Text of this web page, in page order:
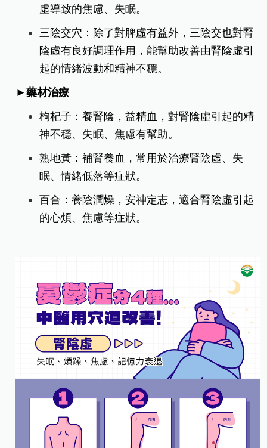
虛導致的焦慮、失眠。
三陰交穴：除了對脾虛有益外，三陰交也對腎
陰虛有良好調理作用，能幫助改善由腎陰虛引
起的情緒波動和精神不穩。
►藥材治療
枸杞子：養腎陰，益精血，對腎陰虛引起的精
神不穩、失眠、焦慮有幫助。
熟地黃：補腎養血，常用於治療腎陰虛、失
眠、情緒低落等症狀。
百合：養陰潤燥，安神定志，適合腎陰虛引起
的心煩、焦慮等症狀。